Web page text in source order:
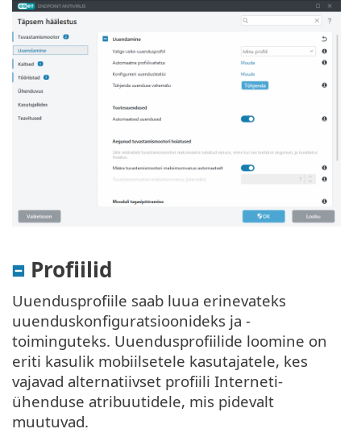
Profiilid
Uuendusprofiile saab luua erinevateks
uuenduskonfiguratsioonideks ja -
toiminguteks. Uuendusprofiilide loomine on
eriti kasulik mobiilsetele kasutajatele, kes
vajavad alternatiivset profiili Interneti-
ühenduse atribuutidele, mis pidevalt
muutuvad.